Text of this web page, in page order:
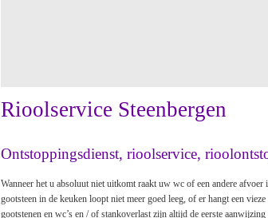
Rioolservice Steenbergen
Ontstoppingsdienst, rioolservice,
Wanneer het u absoluut niet uitkomt raakt uw wc of een andere
gootsteen in de keuken loopt niet meer goed leeg, of er hangt een
gootstenen en wc’s en / of stankoverlast zijn altijd de eerste